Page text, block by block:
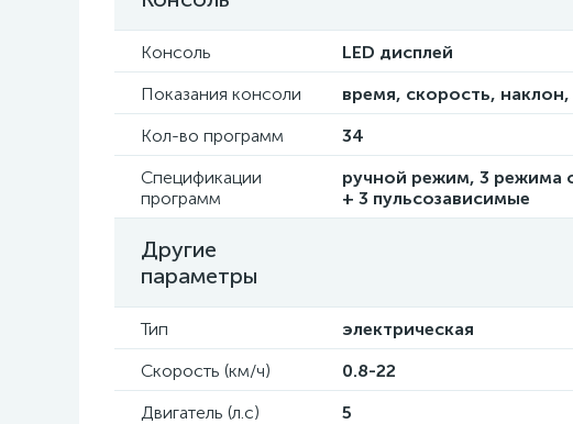
Консоль
LED дисплей
Показания консоли
время, скорость,
Кол-во программ
34
Спецификации
программ
ручной режим, 3 режима
+ 3 пульсозависимые
Другие
параметры
Тип
электрическая
Скорость (км/ч)
0.8-22
Двигатель (л.с)
5